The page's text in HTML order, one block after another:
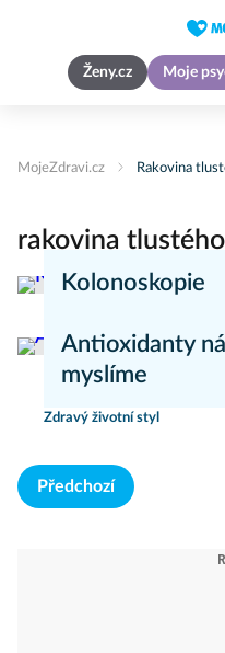
Ženy.cz Moje
MojeZdravi.cz Rakovina
rakovina
Kolonoskopie
Antioxidanty
myslíme
Zdravý životní styl
Předchozí